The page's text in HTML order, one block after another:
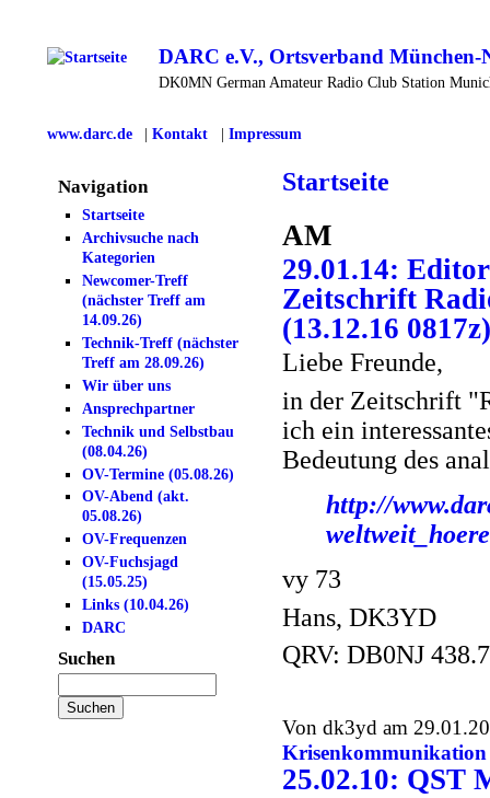
DARC e.V., Ortsverband München-
DK0MN German Amateur Radio Club Station
www.darc.de |Kontakt | Impressum
Navigation
Startseite
Archivsuche nach
Kategorien
Newcomer-Treff
(nächster Treff am
14.09.26)
Technik-Treff (nächster
Treff am 28.09.26)
Wir über uns
Ansprechpartner
Technik und Selbstbau
(08.04.26)
OV-Termine (05.08.26)
OV-Abend (akt.
05.08.26)
OV-Frequenzen
OV-Fuchsjagd
(15.05.25)
Links (10.04.26)
DARC
Suchen
Startseite
AM
29.01.14:
Zeitschrift
(13.12.16 0817z)
Liebe Freunde,
in der Zeitschrift
ich ein
Bedeutung des
http://
vy 73
Hans, DK3YD
QRV: DB0NJ
Von dk3yd am
Krisenkommunikation
25.02.10: QST